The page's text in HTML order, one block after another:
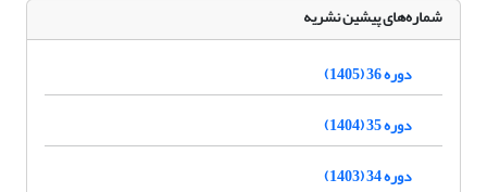
شماره‌های پیشین نشریه
دوره 36 (1405)
دوره 35 (1404)
دوره 34 (1403)